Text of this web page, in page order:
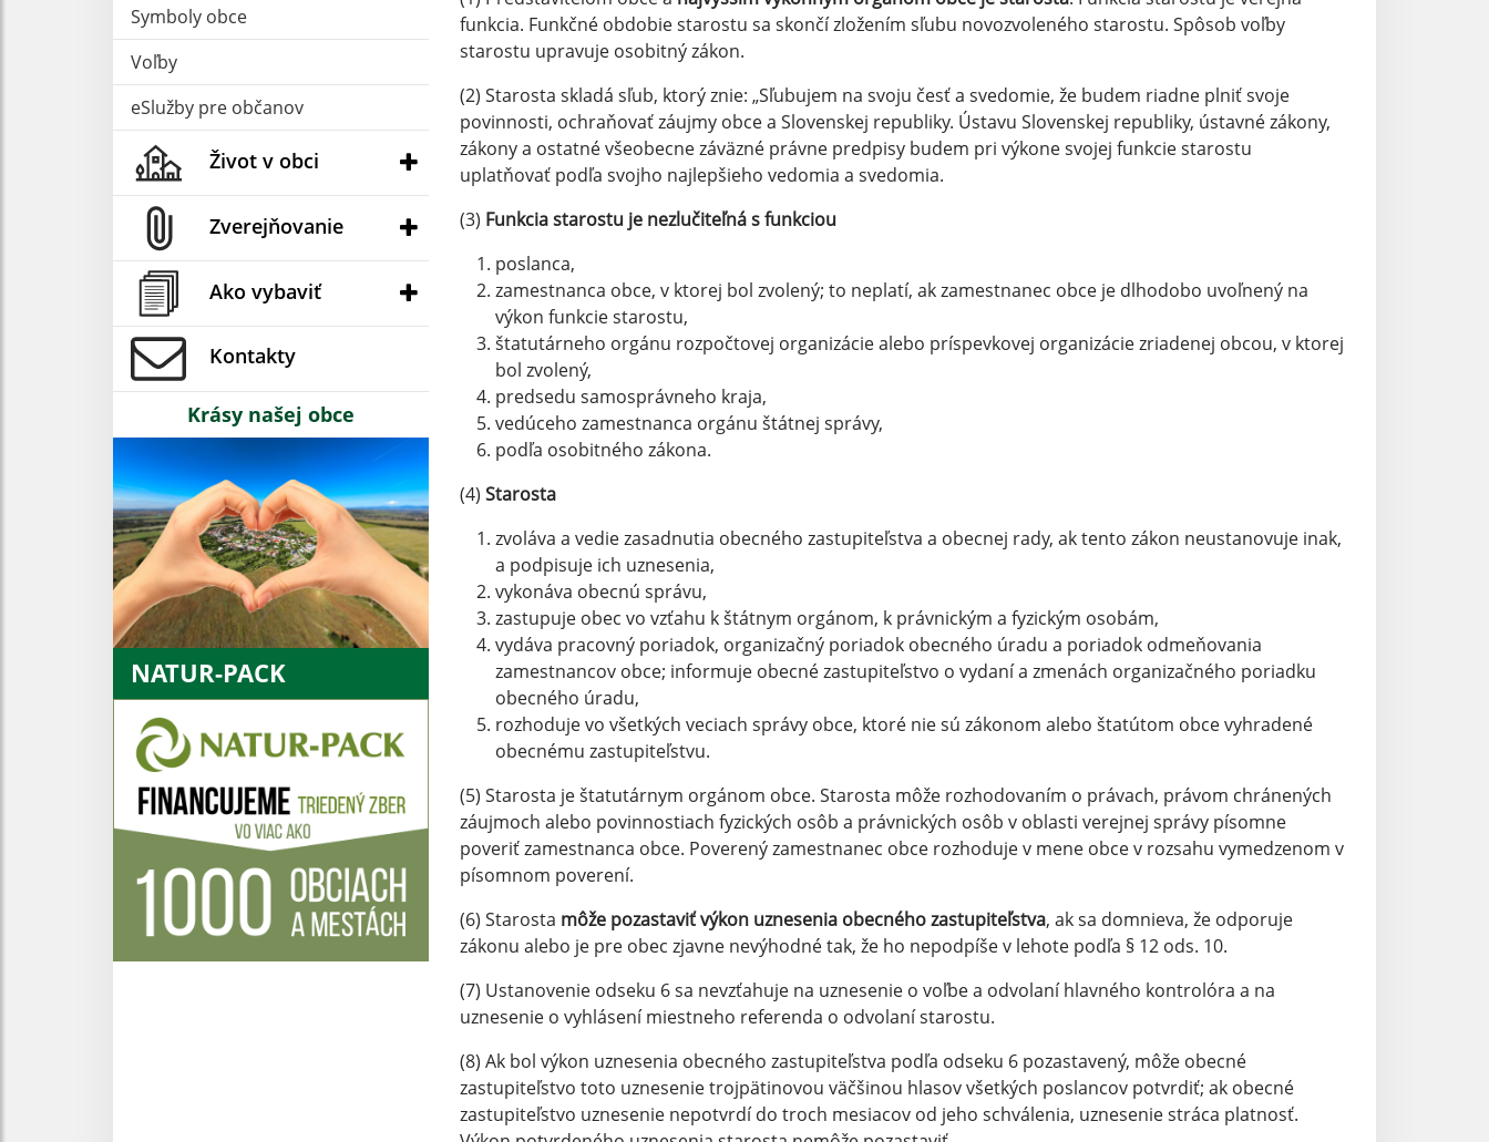
Symboly obce
Voľby
eSlužby pre občanov
Život v obci
Zverejňovanie
Ako vybaviť
Kontakty
Krásy našej obce
NATUR-PACK
funkcia. Funkčné obdobie starostu sa skončí zložením sľubu novozvoleného starostu. Spôsob voľby
starostu upravuje osobitný zákon.
(2) Starosta skladá sľub, ktorý znie: „Sľubujem na svoju česť a svedomie, že budem riadne plniť svoje
povinnosti, ochraňovať záujmy obce a Slovenskej republiky. Ústavu Slovenskej republiky, ústavné zákony,
zákony a ostatné všeobecne záväzné právne predpisy budem pri výkone svojej funkcie starostu
uplatňovať podľa svojho najlepšieho vedomia a svedomia.
(3) Funkcia starostu je nezlučiteľná s funkciou
poslanca,
zamestnanca obce, v ktorej bol zvolený; to neplatí, ak zamestnanec obce je dlhodobo uvoľnený na
výkon funkcie starostu,
štatutárneho orgánu rozpočtovej organizácie alebo príspevkovej organizácie zriadenej obcou, v ktorej
bol zvolený,
predsedu samosprávneho kraja,
vedúceho zamestnanca orgánu štátnej správy,
podľa osobitného zákona.
(4) Starosta
zvoláva a vedie zasadnutia obecného zastupiteľstva a obecnej rady, ak tento zákon neustanovuje inak,
a podpisuje ich uznesenia,
vykonáva obecnú správu,
zastupuje obec vo vzťahu k štátnym orgánom, k právnickým a fyzickým osobám,
vydáva pracovný poriadok, organizačný poriadok obecného úradu a poriadok odmeňovania
zamestnancov obce; informuje obecné zastupiteľstvo o vydaní a zmenách organizačného poriadku
obecného úradu,
rozhoduje vo všetkých veciach správy obce, ktoré nie sú zákonom alebo štatútom obce vyhradené
obecnému zastupiteľstvu.
(5) Starosta je štatutárnym orgánom obce. Starosta môže rozhodovaním o právach, právom chránených
záujmoch alebo povinnostiach fyzických osôb a právnických osôb v oblasti verejnej správy písomne
poveriť zamestnanca obce. Poverený zamestnanec obce rozhoduje v mene obce v rozsahu vymedzenom v
písomnom poverení.
(6) Starosta môže pozastaviť výkon uznesenia obecného zastupiteľstva, ak sa domnieva, že odporuje
zákonu alebo je pre obec zjavne nevýhodné tak, že ho nepodpíše v lehote podľa § 12 ods. 10.
(7) Ustanovenie odseku 6 sa nevzťahuje na uznesenie o voľbe a odvolaní hlavného kontrolóra a na
uznesenie o vyhlásení miestneho referenda o odvolaní starostu.
(8) Ak bol výkon uznesenia obecného zastupiteľstva podľa odseku 6 pozastavený, môže obecné
zastupiteľstvo toto uznesenie trojpätinovou väčšinou hlasov všetkých poslancov potvrdiť; ak obecné
zastupiteľstvo uznesenie nepotvrdí do troch mesiacov od jeho schválenia, uznesenie stráca platnosť.